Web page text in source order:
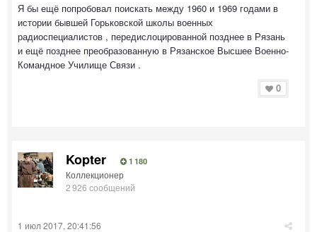
Я бы ещё попробовал поискать между 1960 и 1969 годами в
истории бывшей Горьковской школы военных
радиоспециалистов , передислоцированной позднее в Рязань
и ещё позднее преобразованную в Рязанское Высшее Военно-
Командное Училище Связи .
0
Kopter 1 180
Коллекционер
2 926 сообщений
1 июл 2017, 20:41:56